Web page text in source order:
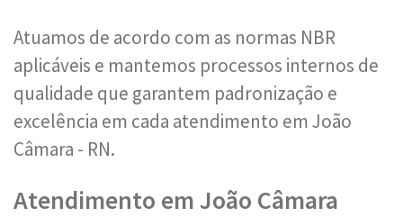
Atuamos de acordo com as normas NBR
aplicáveis e mantemos processos internos de
qualidade que garantem padronização e
excelência em cada atendimento em João
Câmara - RN.
Atendimento em João Câmara